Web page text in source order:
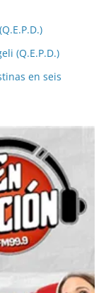
(Q.E.P.D.)
en seis